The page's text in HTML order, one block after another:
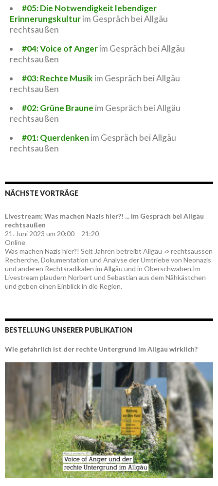
#05: Die Notwendigkeit lebendiger
Erinnerungskulturim Gespräch bei Allgäu
rechtsaußen
#04: Voice of Angerim Gespräch bei Allgäu
rechtsaußen
#03: Rechte Musik im Gespräch bei Allgäu
rechtsaußen
#02: Grüne Braune im Gespräch bei Allgäu
rechtsaußen
#01: Querdenken im Gespräch bei Allgäu
rechtsaußen
NÄCHSTE VORTRÄGE
Livestream: Was machen Nazis hier?! ... im Gespräch bei Allgäu
rechtsaußen
21. Juni 2023 um 20:00 – 21:20
Online
Was machen Nazis hier?! Seit Jahren betreibt Allgäu ⇏ rechtsaussen
Recherche, Dokumentation und Analyse der Umtriebe von Neonazis
und anderen Rechtsradikalen im Allgäu und in Oberschwaben.Im
Livestream plaudern Norbert und Sebastian aus dem Nähkästchen
und geben einen Einblick in die Region.
BESTELLUNG UNSERER PUBLIKATION
Wie gefährlich ist der rechte Untergrund im Allgäu wirklich?